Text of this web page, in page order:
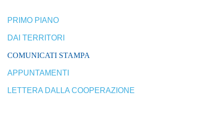
PRIMO PIANO
DAI TERRITORI
COMUNICATI STAMPA
APPUNTAMENTI
LETTERA DALLA COOPERAZIONE